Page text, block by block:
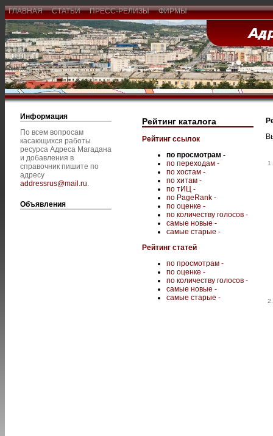
ГЛАВНАЯ СТАТЬИ ПРЕСС-РЕЛИЗЫ ФИРМЫ
Информация
По всем вопросам
касающихся работы
ресурса Адреса Магадана
и добавления в
справочник пишите по
адресу
addressrus@mail.ru.
Объявления
Рейтинг каталога
Рейтинг ссылок
по просмотрам -
по переходам -
по хостам -
по хитам -
по тИЦ -
по PageRank -
по оценке -
по количеству голосов -
самые новые -
самые старые -
Рейтинг статей
по просмотрам -
по оценке -
по количеству голосов -
самые новые -
самые старые -
1.
2.